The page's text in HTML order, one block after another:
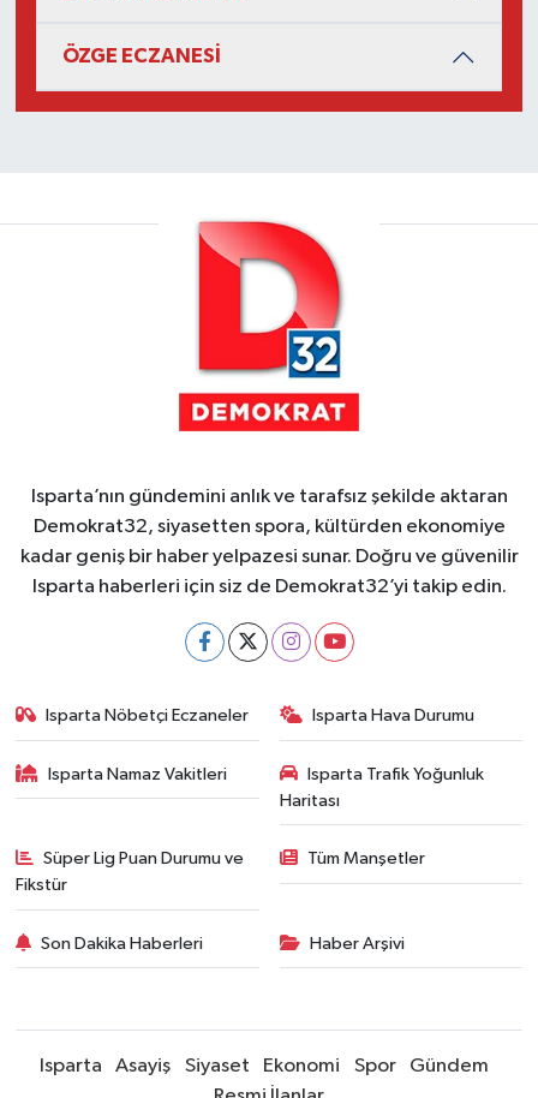
ÖZGE ECZANESİ
Isparta’nın gündemini anlık ve tarafsız şekilde aktaran
Demokrat32, siyasetten spora, kültürden ekonomiye
kadar geniş bir haber yelpazesi sunar. Doğru ve güvenilir
Isparta haberleri için siz de Demokrat32’yi takip edin.
Isparta Nöbetçi Eczaneler Isparta Hava Durumu
Isparta Namaz Vakitleri
Isparta Trafik Yoğunluk
Haritası
Süper Lig Puan Durumu ve
Fikstür
Tüm Manşetler
Son Dakika Haberleri Haber Arşivi
Isparta Asayiş Siyaset Ekonomi Spor
Gündem